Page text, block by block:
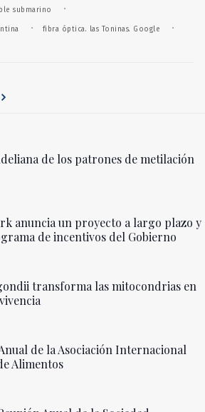
submarino ·
· fibra óptica. las Toninas. Google ·
de los patrones de metilación
anuncia un proyecto a largo plazo y
de incentivos del Gobierno
transforma las mitocondrias en
de la Asociación Internacional
Alimentos